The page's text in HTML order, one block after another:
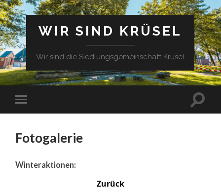
WIR SIND KRÜSEL
Wir sind die Siedlungsgemeinschaft Krüsel
Fotogalerie
Winteraktionen:
Zurück